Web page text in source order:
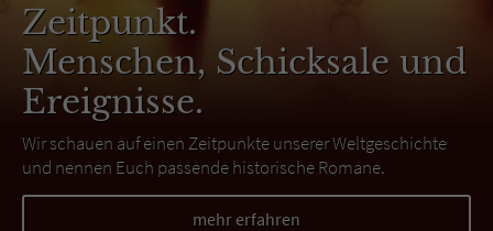
Zeitpunkt.
Menschen, Schicksale und
Ereignisse.
Wir schauen auf einen Zeitpunkte unserer Weltgeschichte
und nennen Euch passende historische Romane.
mehr erfahren